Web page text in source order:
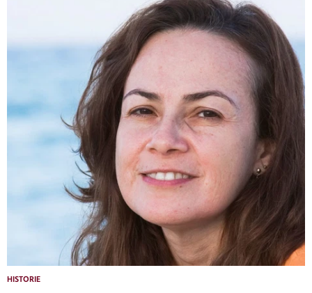
HISTORIE